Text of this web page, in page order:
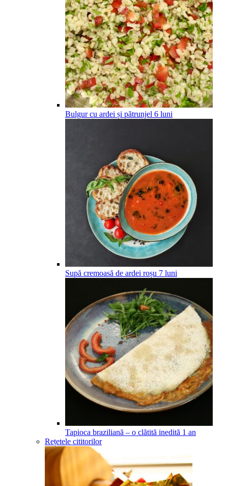
Bulgur cu ardei și pătrunjel 6 luni
Supă cremoasă de ardei roșu 7 luni
Tapioca braziliană – o clătită inedită 1 an
Rețetele cititorilor